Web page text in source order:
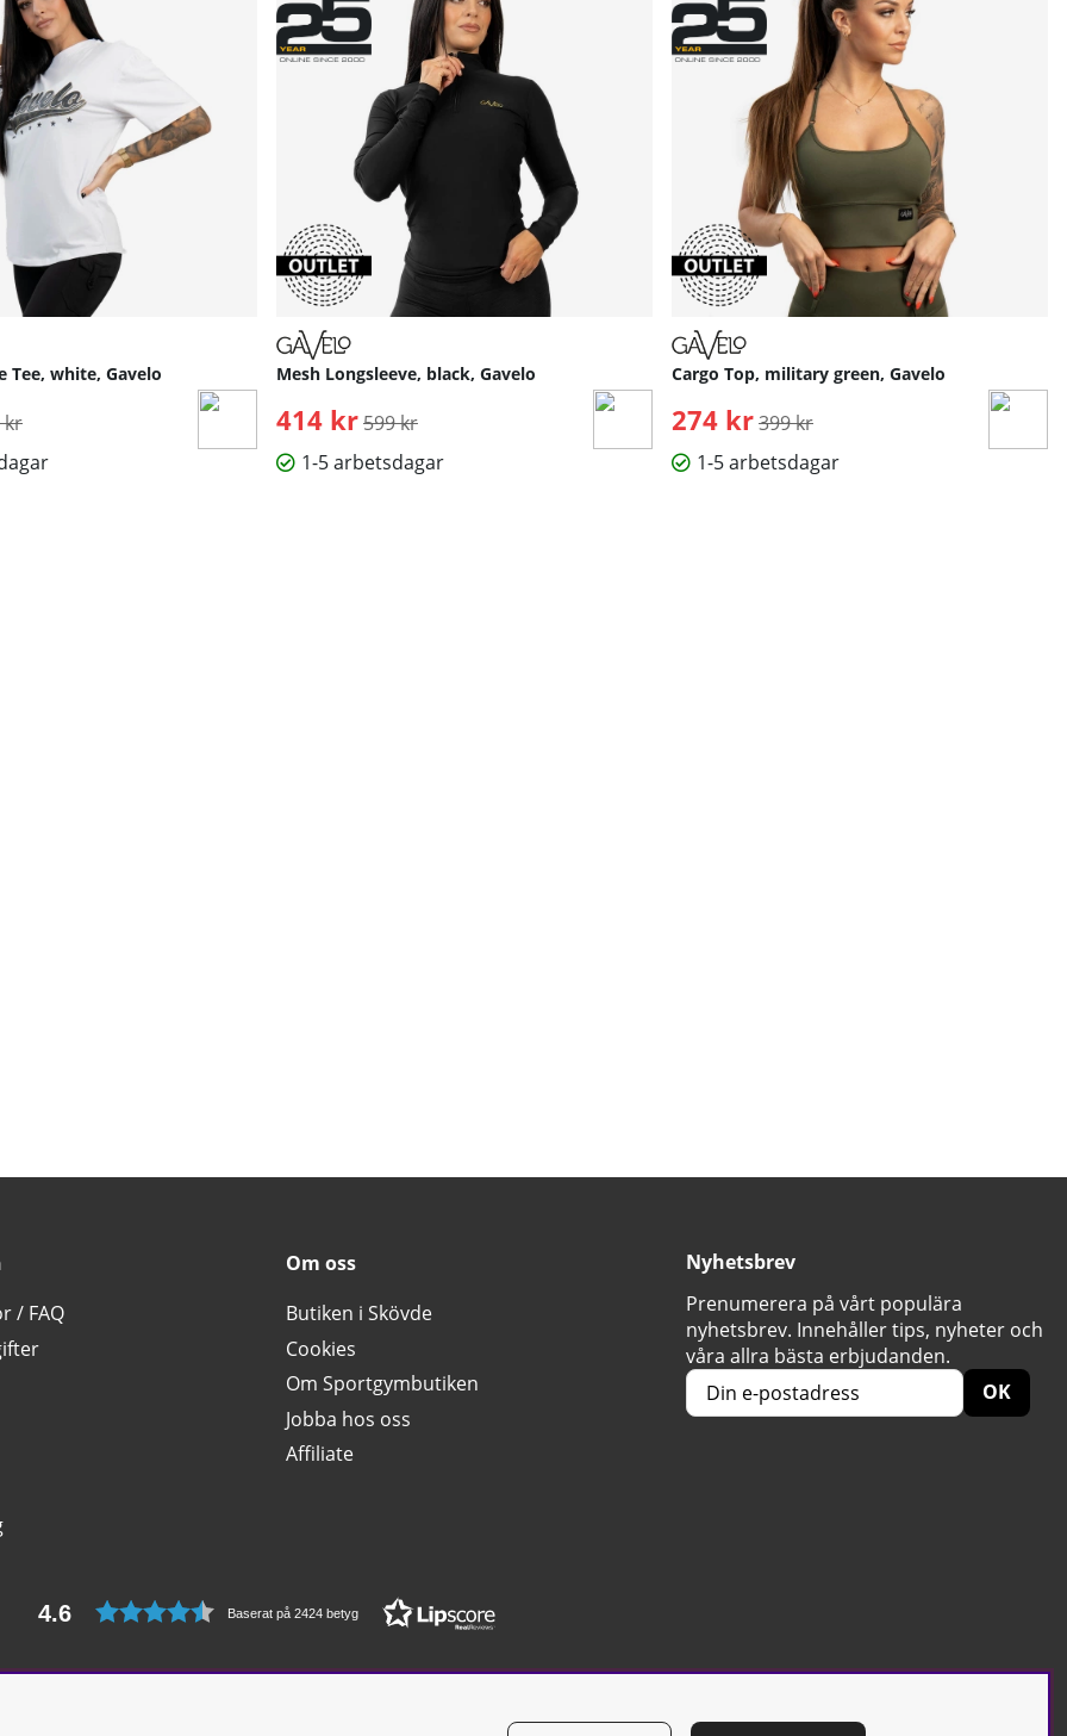
Tee, white, Gavelo
pris:
kr
Mesh Longsleeve, black, Gavelo
414 kr Ordinarie pris:
599 kr
1-5 arbetsdagar
Cargo Top, military green, Gavelo
274 kr Ordinarie pris:
399 kr
1-5 arbetsdagar
/ FAQ
Om oss
Butiken i Skövde
Cookies
Om Sportgymbutiken
Jobba hos oss
Affiliate
Nyhetsbrev
Prenumerera på vårt populära
nyhetsbrev. Innehåller tips, nyheter och
våra allra bästa erbjudanden.
OK
4.6 Baserat på 2424 betyg